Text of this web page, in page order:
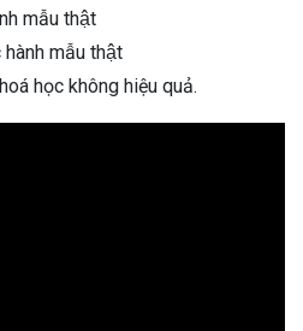
mẫu thật
mẫu thật
học không hiệu quả.